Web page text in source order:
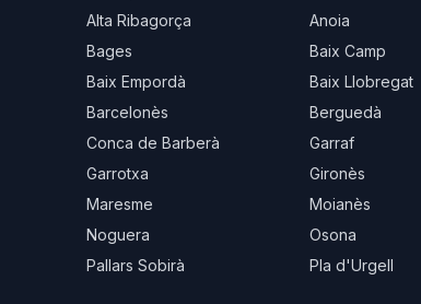
Alta Ribagorça
Anoia
Bages
Baix Camp
Baix Empordà
Baix Llobregat
Barcelonès
Berguedà
Conca de Barberà
Garraf
Garrotxa
Gironès
Maresme
Moianès
Noguera
Osona
Pallars Sobirà Pla d'Urgell